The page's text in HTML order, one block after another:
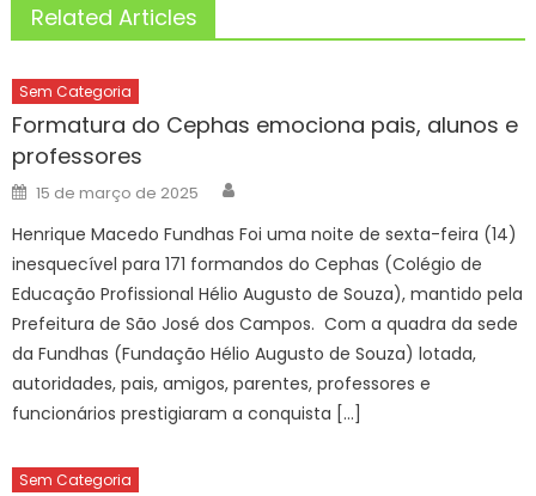
Related Articles
Sem Categoria
Formatura do Cephas emociona pais, alunos e
professores
Posted
on
15 de março de 2025
Henrique Macedo Fundhas Foi uma noite de sexta-feira (14)
inesquecível para 171 formandos do Cephas (Colégio de
Educação Profissional Hélio Augusto de Souza), mantido pela
Prefeitura de São José dos Campos. Com a quadra da sede
da Fundhas (Fundação Hélio Augusto de Souza) lotada,
autoridades, pais, amigos, parentes, professores e
funcionários prestigiaram a conquista […]
Sem Categoria